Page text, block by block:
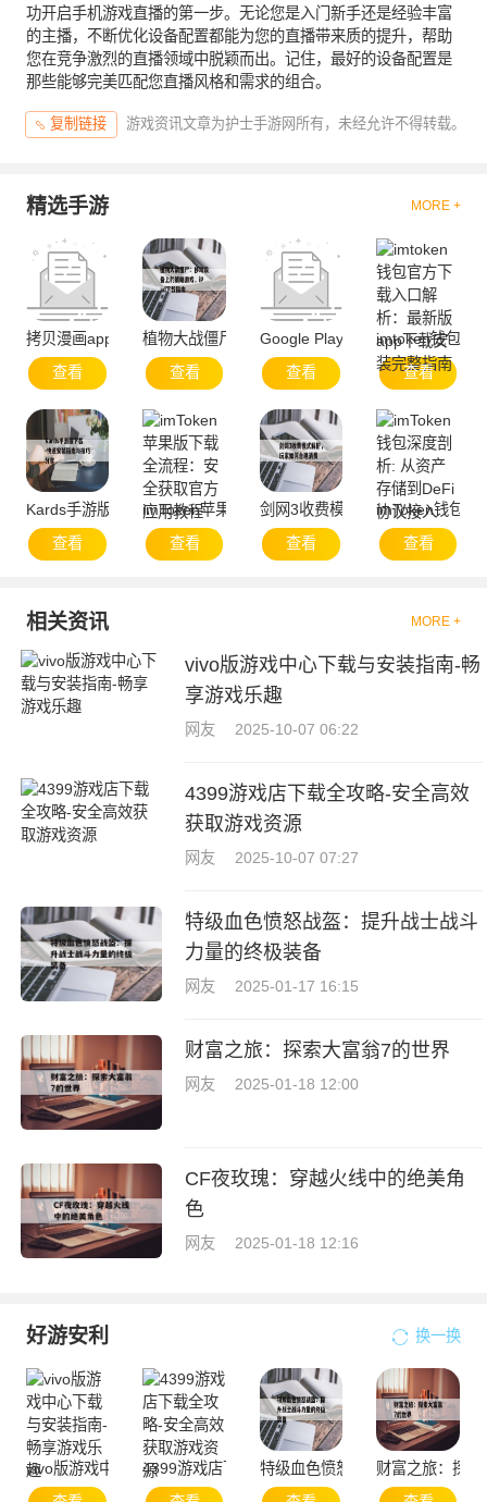
功开启手机游戏直播的第一步。无论您是入门新手还是经验丰富
的主播，不断优化设备配置都能为您的直播带来质的提升，帮助
您在竞争激烈的直播领域中脱颖而出。记住，最好的设备配置是
那些能够完美匹配您直播风格和需求的组合。
复制链接 游戏资讯文章为护士手游网所有，未经允许不得转载。
精选手游 MORE +
拷贝漫画app官方网站-便捷服务与资源聚合
查看
植物大战僵尸：移动设备上的策略游戏，iPad下载
查看
Google Play官方下载与安全使用
查看
imtoken钱包官
查看
Kards手游版下载-快速安装指南与技巧分享
查看
imToken苹果版下载全流程：安全获取官方应用教
查看
剑网3收费模式解析，玩家如何合
查看
imToken钱包深
查看
相关资讯 MORE +
vivo版游戏中心下载与安装指南-畅
享游戏乐趣
网友 2025-10-07 06:22
4399游戏店下载全攻略-安全高效
获取游戏资源
网友 2025-10-07 07:27
特级血色愤怒战盔：提升战士战斗
力量的终极装备
网友 2025-01-17 16:15
财富之旅：探索大富翁7的世界
网友 2025-01-18 12:00
CF夜玫瑰：穿越火线中的绝美角
色
网友 2025-01-18 12:16
好游安利 换一换
vivo版游戏中心下载与安装指南-畅享游戏乐趣
4399游戏店下载全攻略-安全高效获取游戏资源
特级血色愤怒战盔：提升战士战
财富之旅：探